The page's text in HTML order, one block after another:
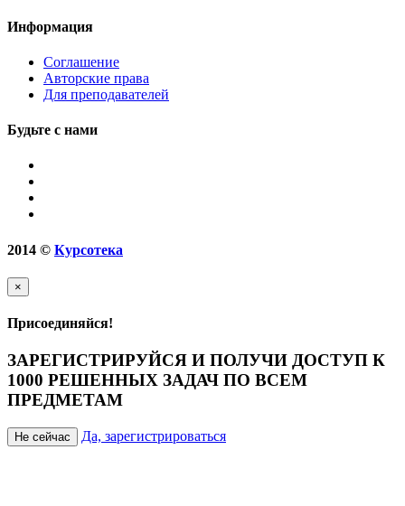
Информация
Соглашение
Авторские права
Для преподавателей
Будьте с нами
2014 © Курсотека
×
Присоединяйся!
ЗАРЕГИСТРИРУЙСЯ И ПОЛУЧИ ДОСТУП К
1000 РЕШЕННЫХ ЗАДАЧ ПО ВСЕМ
ПРЕДМЕТАМ
Не сейчас Да, зарегистрироваться